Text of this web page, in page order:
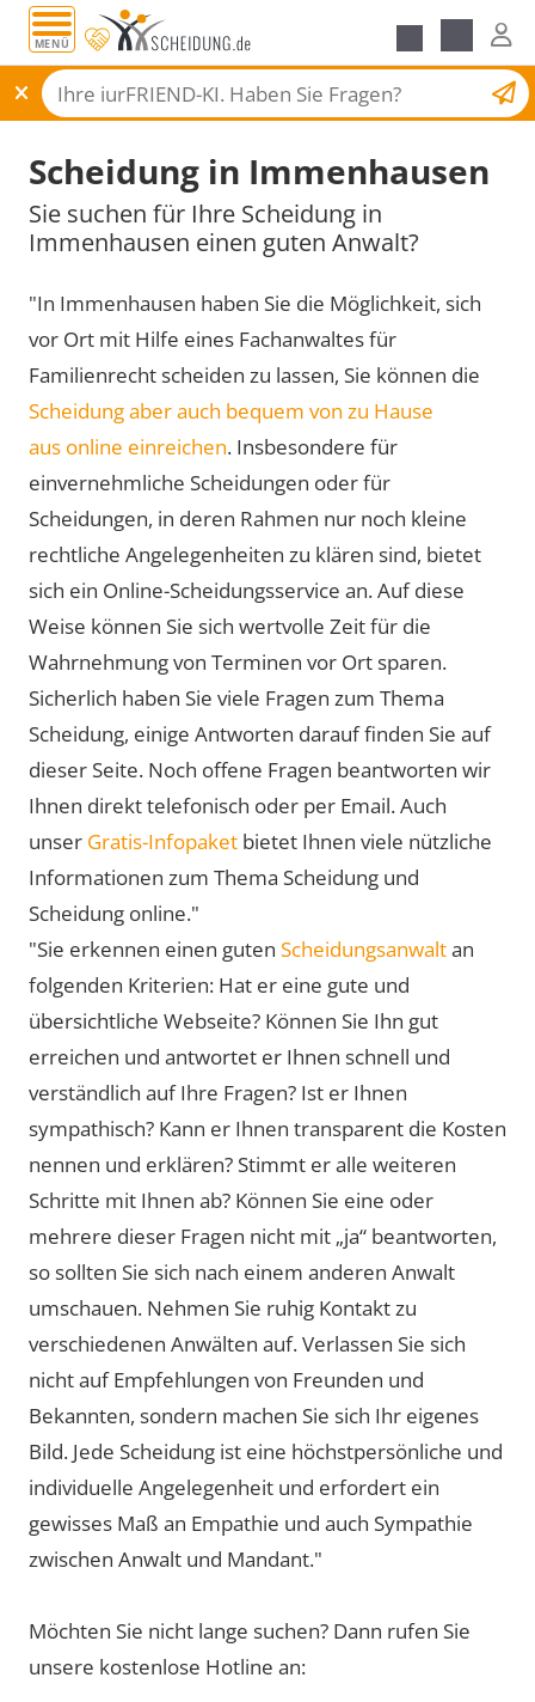
MENÜ
Scheidungsantrag
Scheidung in Immenhausen
Sie suchen für Ihre Scheidung in
Immenhausen einen guten Anwalt?
"In Immenhausen haben Sie die Möglichkeit, sich
vor Ort mit Hilfe eines Fachanwaltes für
Familienrecht scheiden zu lassen, Sie können die
Scheidung aber auch bequem von zu Hause
aus online einreichen. Insbesondere für
einvernehmliche Scheidungen oder für
Scheidungen, in deren Rahmen nur noch kleine
rechtliche Angelegenheiten zu klären sind, bietet
sich ein Online-Scheidungsservice an. Auf diese
Weise können Sie sich wertvolle Zeit für die
Wahrnehmung von Terminen vor Ort sparen.
Sicherlich haben Sie viele Fragen zum Thema
Scheidung, einige Antworten darauf finden Sie auf
dieser Seite. Noch offene Fragen beantworten wir
Ihnen direkt telefonisch oder per Email. Auch
unser Gratis-Infopaket bietet Ihnen viele nützliche
Informationen zum Thema Scheidung und
Scheidung online."
"Sie erkennen einen guten Scheidungsanwaltan
folgenden Kriterien: Hat er eine gute und
übersichtliche Webseite? Können Sie Ihn gut
erreichen und antwortet er Ihnen schnell und
verständlich auf Ihre Fragen? Ist er Ihnen
sympathisch? Kann er Ihnen transparent die Kosten
nennen und erklären? Stimmt er alle weiteren
Schritte mit Ihnen ab? Können Sie eine oder
mehrere dieser Fragen nicht mit „ja“ beantworten,
so sollten Sie sich nach einem anderen Anwalt
umschauen. Nehmen Sie ruhig Kontakt zu
verschiedenen Anwälten auf. Verlassen Sie sich
nicht auf Empfehlungen von Freunden und
Bekannten, sondern machen Sie sich Ihr eigenes
Bild. Jede Scheidung ist eine höchstpersönliche und
individuelle Angelegenheit und erfordert ein
gewisses Maß an Empathie und auch Sympathie
zwischen Anwalt und Mandant."
Möchten Sie nicht lange suchen? Dann rufen Sie
unsere kostenlose Hotline an: